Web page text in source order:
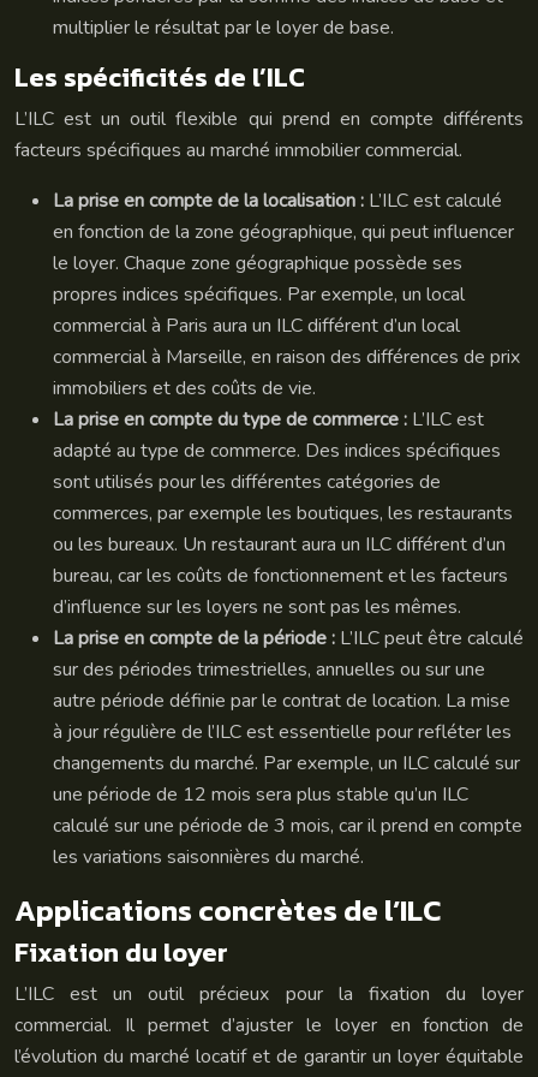
multiplier le résultat par le loyer de base.
Les spécificités de l’ILC
L’ILC est un outil flexible qui prend en compte différents
facteurs spécifiques au marché immobilier commercial.
La prise en compte de la localisation : L’ILC est calculé
en fonction de la zone géographique, qui peut influencer
le loyer. Chaque zone géographique possède ses
propres indices spécifiques. Par exemple, un local
commercial à Paris aura un ILC différent d’un local
commercial à Marseille, en raison des différences de prix
immobiliers et des coûts de vie.
La prise en compte du type de commerce : L’ILC est
adapté au type de commerce. Des indices spécifiques
sont utilisés pour les différentes catégories de
commerces, par exemple les boutiques, les restaurants
ou les bureaux. Un restaurant aura un ILC différent d’un
bureau, car les coûts de fonctionnement et les facteurs
d’influence sur les loyers ne sont pas les mêmes.
La prise en compte de la période : L’ILC peut être calculé
sur des périodes trimestrielles, annuelles ou sur une
autre période définie par le contrat de location. La mise
à jour régulière de l’ILC est essentielle pour refléter les
changements du marché. Par exemple, un ILC calculé sur
une période de 12 mois sera plus stable qu’un ILC
calculé sur une période de 3 mois, car il prend en compte
les variations saisonnières du marché.
Applications concrètes de l’ILC
Fixation du loyer
L’ILC est un outil précieux pour la fixation du loyer
commercial. Il permet d’ajuster le loyer en fonction de
l’évolution du marché locatif et de garantir un loyer équitable